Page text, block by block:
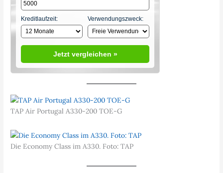
Kreditlaufzeit: Verwendungszweck:
Jetzt vergleichen »
TAP Air Portugal A330-200 TOE-G
Die Economy Class im A330. Foto: TAP